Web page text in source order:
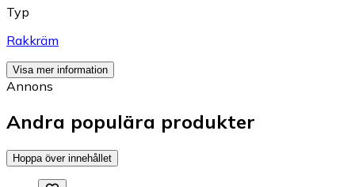
Typ
Rakkräm
Visa mer information
Annons
Andra populära produkter
Hoppa över innehållet